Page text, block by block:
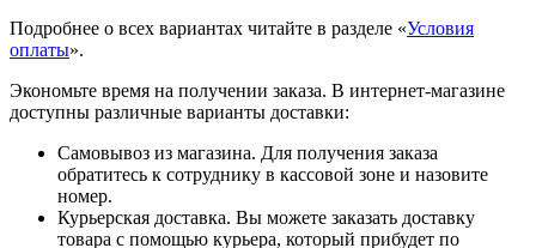
Подробнее о всех вариантах читайте в разделе «Условия
оплаты».
Экономьте время на получении заказа. В интернет-магазине
доступны различные варианты доставки:
Самовывоз из магазина. Для получения заказа
обратитесь к сотруднику в кассовой зоне и назовите
номер.
Курьерская доставка. Вы можете заказать доставку
товара с помощью курьера, который прибудет по